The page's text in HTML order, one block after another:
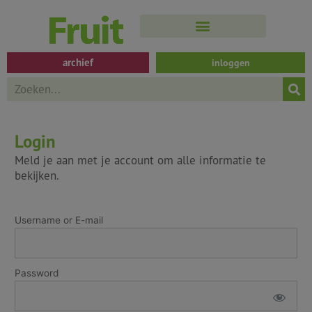
inhoud
archief inloggen
Search
Login
Meld je aan met je account om alle informatie te
bekijken.
Username or E-mail
Password